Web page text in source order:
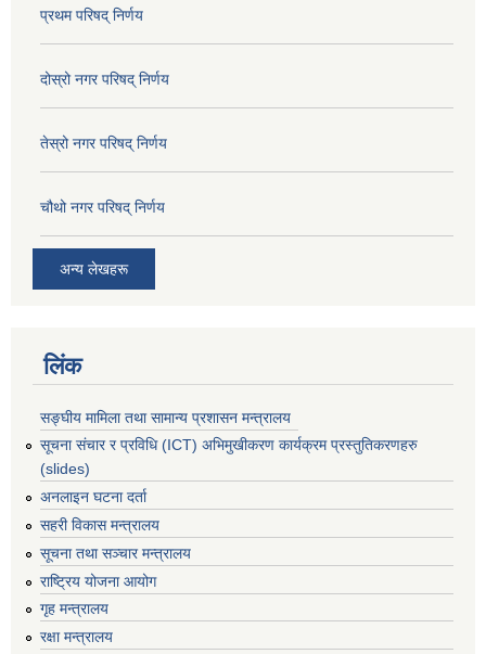
प्रथम परिषद् निर्णय
दोस्रो नगर परिषद् निर्णय
तेस्रो नगर परिषद् निर्णय
चौथो नगर परिषद् निर्णय
अन्य लेखहरू
लिंक
सङ्घीय मामिला तथा सामान्य प्रशासन मन्त्रालय
सूचना संचार र प्रविधि (ICT) अभिमुखीकरण कार्यक्रम प्रस्तुतिकरणहरु
(slides)
अनलाइन घटना दर्ता
सहरी विकास मन्त्रालय
सूचना तथा सञ्चार मन्त्रालय
राष्ट्रिय योजना आयोग
गृह मन्त्रालय
रक्षा मन्त्रालय